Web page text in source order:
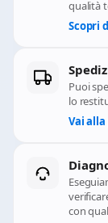
qualità
Scopri
Puoi
lo
Vai
con